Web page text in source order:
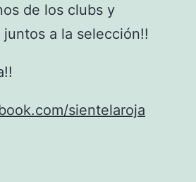
de los clubs y
a la selección!!
sientelaroja